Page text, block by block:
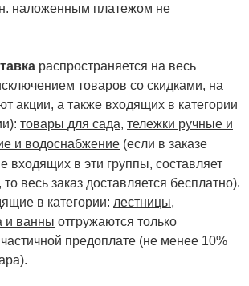
наложенным платежом не
распространяется на весь
товаров со скидками, на
акции, а также входящих в категории
товары для сада, тележки ручные и
и водоснабжение (если в заказе
входящих в эти группы, составляет
то весь заказ доставляется бесплатно).
в категории: лестницы,
и ванны отгружаются только
предоплате (не менее 10%